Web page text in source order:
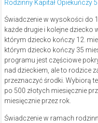
Świadczenie w wysokości do
każde drugie i kolejne dziecko
którym dziecko kończy 12.
którym dziecko kończy 35
programu jest częściowe
nad dzieckiem, ale to rodzice
przeznaczyć środki. Wybiorą
po 500 złotych miesięcznie
miesięcznie przez rok.
Świadczenie w ramach